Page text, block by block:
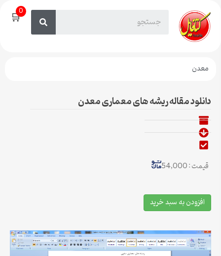
🛒0
معدن
دانلود مقاله ریشه های معماری معدن
قیمت : 54,000
افزودن به سبد خرید